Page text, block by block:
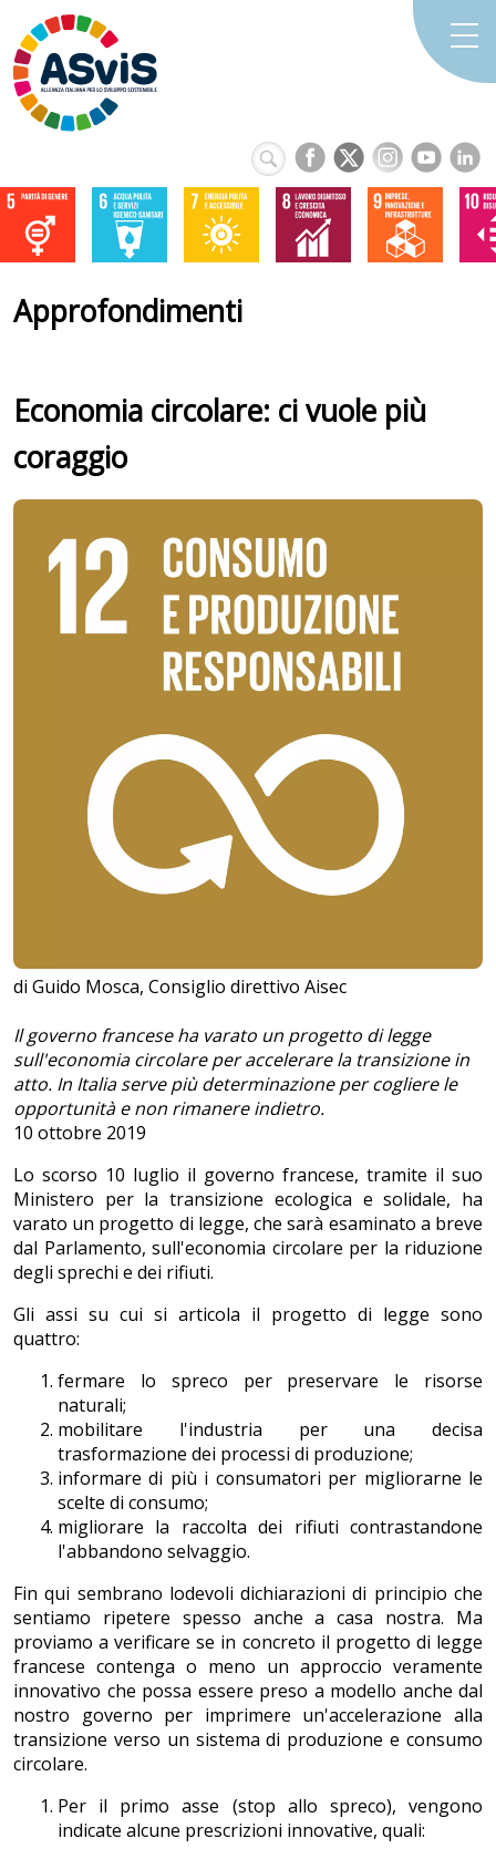
Approfondimenti
Economia circolare: ci vuole più
coraggio
di Guido Mosca, Consiglio direttivo Aisec
Il governo francese ha varato un progetto di legge
sull'economia circolare per accelerare la transizione in
atto. In Italia serve più determinazione per cogliere le
opportunità e non rimanere indietro.
10 ottobre 2019
Lo scorso 10 luglio il governo francese, tramite il suo
Ministero per la transizione ecologica e solidale, ha
varato un progetto di legge, che sarà esaminato a breve
dal Parlamento, sull'economia circolare per la riduzione
degli sprechi e dei rifiuti.
Gli assi su cui si articola il progetto di legge sono
quattro:
fermare lo spreco per preservare le risorse
naturali;
mobilitare l'industria per una decisa
trasformazione dei processi di produzione;
informare di più i consumatori per migliorarne le
scelte di consumo;
migliorare la raccolta dei rifiuti contrastandone
l'abbandono selvaggio.
Fin qui sembrano lodevoli dichiarazioni di principio che
sentiamo ripetere spesso anche a casa nostra. Ma
proviamo a verificare se in concreto il progetto di legge
francese contenga o meno un approccio veramente
innovativo che possa essere preso a modello anche dal
nostro governo per imprimere un'accelerazione alla
transizione verso un sistema di produzione e consumo
circolare.
Per il primo asse (stop allo spreco), vengono
indicate alcune prescrizioni innovative, quali: